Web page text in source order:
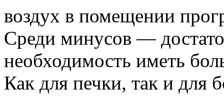
воздух в помещении
Среди минусов —
необходимость иметь
Как для печки, так и для